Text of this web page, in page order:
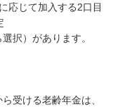
応じて加入する2口目
択）があります。
受ける老齢年金は、